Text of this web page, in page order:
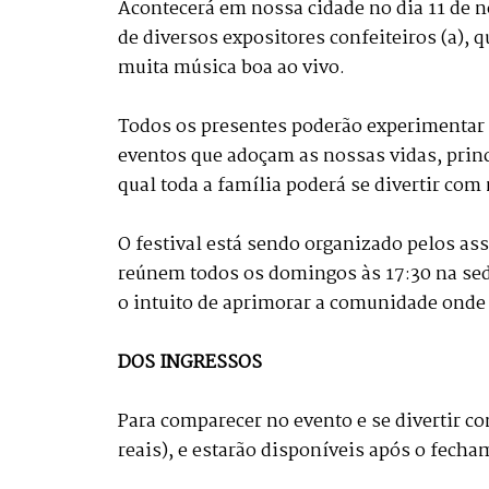
Acontecerá em nossa cidade no dia 11 de
de diversos expositores confeiteiros (a),
muita música boa ao vivo.
Todos os presentes poderão
eventos que adoçam as nossas vidas,
qual toda a família poderá se divertir
O festival está sendo organizado pelos
reúnem todos os domingos às 17:30 na
o intuito de aprimorar a comunidade
DOS INGRESSOS
Para comparecer no evento e se divertir
reais), e estarão disponíveis após o